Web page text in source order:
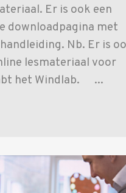
Er is ook een
downloadpagina met
Nb. Er is
lesmateriaal voor
het Windlab. ...